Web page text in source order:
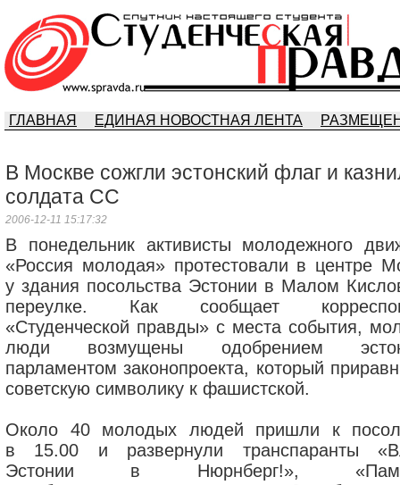
ГЛАВНАЯ ЕДИНАЯ НОВОСТНАЯ ЛЕНТА
В Москве сожгли эстонский флаг и
солдата СС
2006-12-11 15:17:32
В понедельник активисты молодежного
«Россия молодая» протестовали в центре
у здания посольства Эстонии в Малом
переулке. Как сообщает
«Студенческой правды» с места события,
люди возмущены одобрением
парламентом законопроекта, который
советскую символику к фашистской.
Около 40 молодых людей пришли к
в 15.00 и развернули транспаранты
Эстонии в Нюрнберг!»,